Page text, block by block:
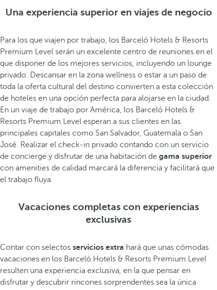
Una experiencia superior en viajes de negocio
Para los que viajen por trabajo, los Barceló Hotels & Resorts
Premium Level serán un excelente centro de reuniones en el
que disponer de los mejores servicios, incluyendo un lounge
privado. Descansar en la zona wellness o estar a un paso de
toda la oferta cultural del destino convierten a esta colección
de hoteles en una opción perfecta para alojarse en la ciudad.
En un viaje de trabajo por América, los Barceló Hotels &
Resorts Premium Level esperan a sus clientes en las
principales capitales como San Salvador, Guatemala o San
José. Realizar el check-in privado contando con un servicio
de concierge y disfrutar de una habitación de gama superior
con amenities de calidad marcará la diferencia y facilitará que
el trabajo fluya.
Vacaciones completas con experiencias
exclusivas
Contar con selectos servicios extra hará que unas cómodas
vacaciones en los Barceló Hotels & Resorts Premium Level
resulten una experiencia exclusiva, en la que pensar en
disfrutar y descubrir rincones sorprendentes sea la única